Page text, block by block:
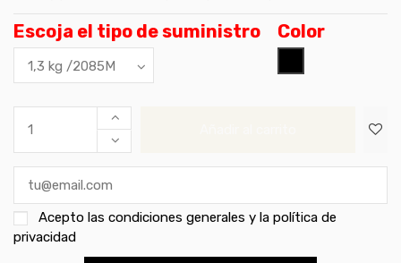
Escoja el tipo de suministro Color
Acepto las condiciones generales y la política de
privacidad